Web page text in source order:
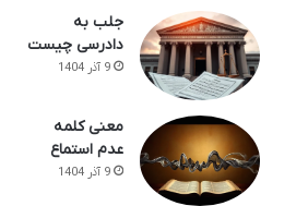
جلب به
دادرسی چیست
9 آذر 1404
معنی کلمه
عدم استماع
9 آذر 1404